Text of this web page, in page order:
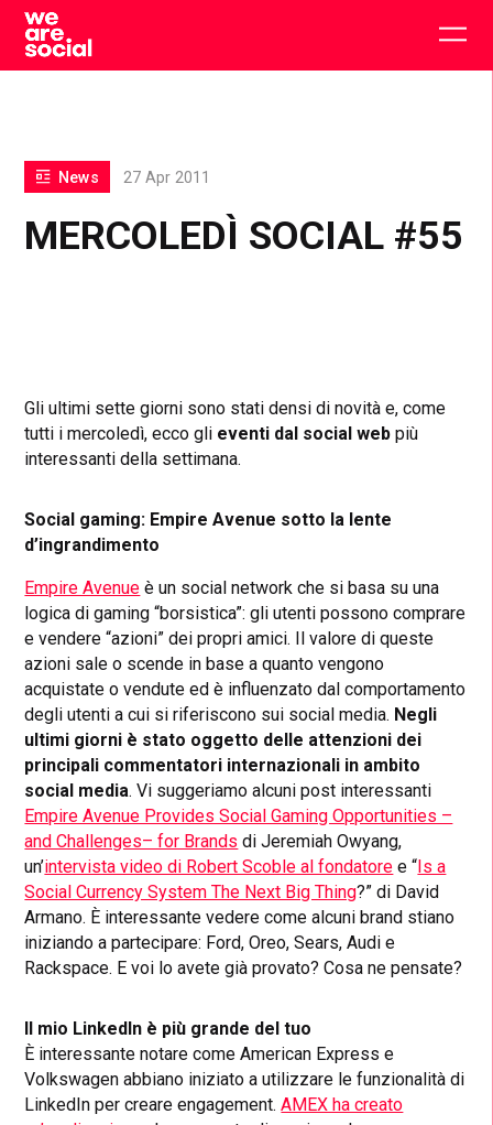
Skip
content
MERCOLEDÌ SOCIAL #55
News 27 Apr 2011
Gli ultimi sette giorni sono stati densi di novità e, come
tutti i mercoledì, ecco gli eventi dal social web più
interessanti della settimana.
Social gaming: Empire Avenue sotto la lente
d’ingrandimento
Empire Avenue è un social network che si basa su una
logica di gaming “borsistica”: gli utenti possono comprare
e vendere “azioni” dei propri amici. Il valore di queste
azioni sale o scende in base a quanto vengono
acquistate o vendute ed è influenzato dal comportamento
degli utenti a cui si riferiscono sui social media. Negli
ultimi giorni è stato oggetto delle attenzioni dei
principali commentatori internazionali in ambito
social media. Vi suggeriamo alcuni post interessanti
Empire Avenue Provides Social Gaming Opportunities –
and Challenges– for Brands di Jeremiah Owyang,
un’intervista video di Robert Scoble al fondatore e “Is a
Social Currency System The Next Big Thing?” di David
Armano. È interessante vedere come alcuni brand stiano
iniziando a partecipare: Ford, Oreo, Sears, Audi e
Rackspace. E voi lo avete già provato? Cosa ne pensate?
Il mio LinkedIn è più grande del tuo
È interessante notare come American Express e
Volkswagen abbiano iniziato a utilizzare le funzionalità di
LinkedIn per creare engagement.AMEX ha creato